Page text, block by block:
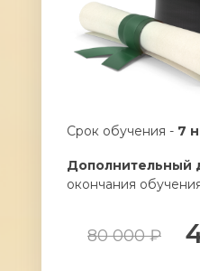
Срок обучения - 7
Дополнительный
окончания
80 000 ₽